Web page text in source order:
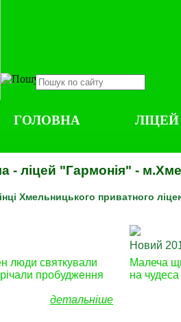
ГОЛОВНА ЛІЦЕЙ
- ліцей "Гармонія" -
Хмельницького приватного
люди святкували
пробудження
детальніше
Новий
Малеча
на